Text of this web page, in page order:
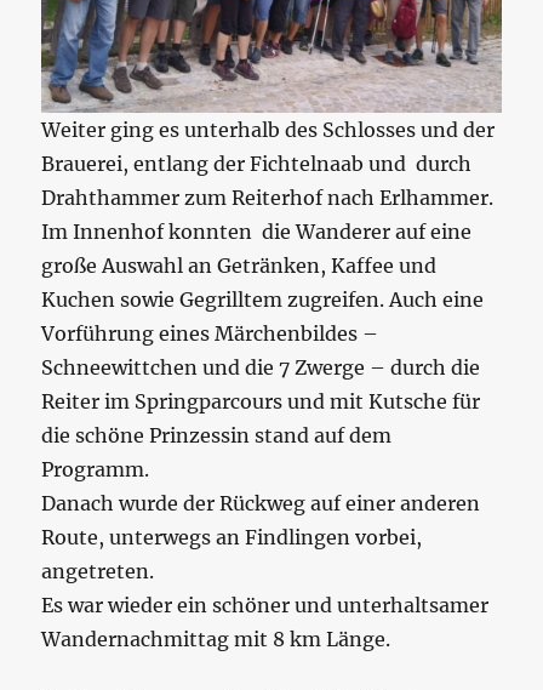
Weiter ging es unterhalb des Schlosses und der
Brauerei, entlang der Fichtelnaab und durch
Drahthammer zum Reiterhof nach Erlhammer.
Im Innenhof konnten die Wanderer auf eine
große Auswahl an Getränken, Kaffee und
Kuchen sowie Gegrilltem zugreifen. Auch eine
Vorführung eines Märchenbildes –
Schneewittchen und die 7 Zwerge – durch die
Reiter im Springparcours und mit Kutsche für
die schöne Prinzessin stand auf dem
Programm.
Danach wurde der Rückweg auf einer anderen
Route, unterwegs an Findlingen vorbei,
angetreten.
Es war wieder ein schöner und unterhaltsamer
Wandernachmittag mit 8 km Länge.